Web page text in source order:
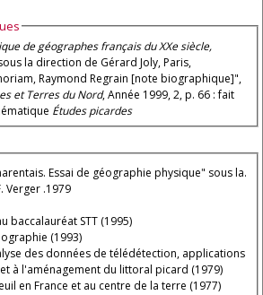
de géographes français du XXe siècle,
la direction de Gérard Joly, Paris,
et Terres du Nord, Année 1999, 2, p. 66 : fait
Études picardes
Essai de géographie physique" sous la.
Verger .1979
baccalauréat STT (1995)
(1993)
des données de télédétection, applications
à l'aménagement du littoral picard (1979)
en France et au centre de la terre (1977)